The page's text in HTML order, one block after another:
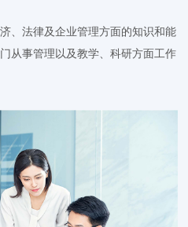
、法律及企业管理方面的知识和能
从事管理以及教学、科研方面工作